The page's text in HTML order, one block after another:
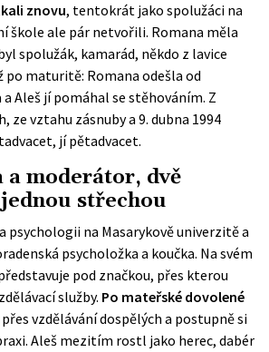
znovu, tentokrát jako spolužáci na
škole ale pár netvořili. Romana měla
spolužák, kamarád, někdo z lavice
po maturitě: Romana odešla od
Aleš jí pomáhal se stěhováním. Z
ze vztahu zásnuby a 9. dubna 1994
jí pětadvacet.
a moderátor, dvě
střechou
psychologii na Masarykově univerzitě a
psycholožka a koučka. Na svém
pod značkou, přes kterou
služby. Po mateřské dovolené
přes vzdělávání dospělých a postupně si
Aleš mezitím rostl jako herec, dabér